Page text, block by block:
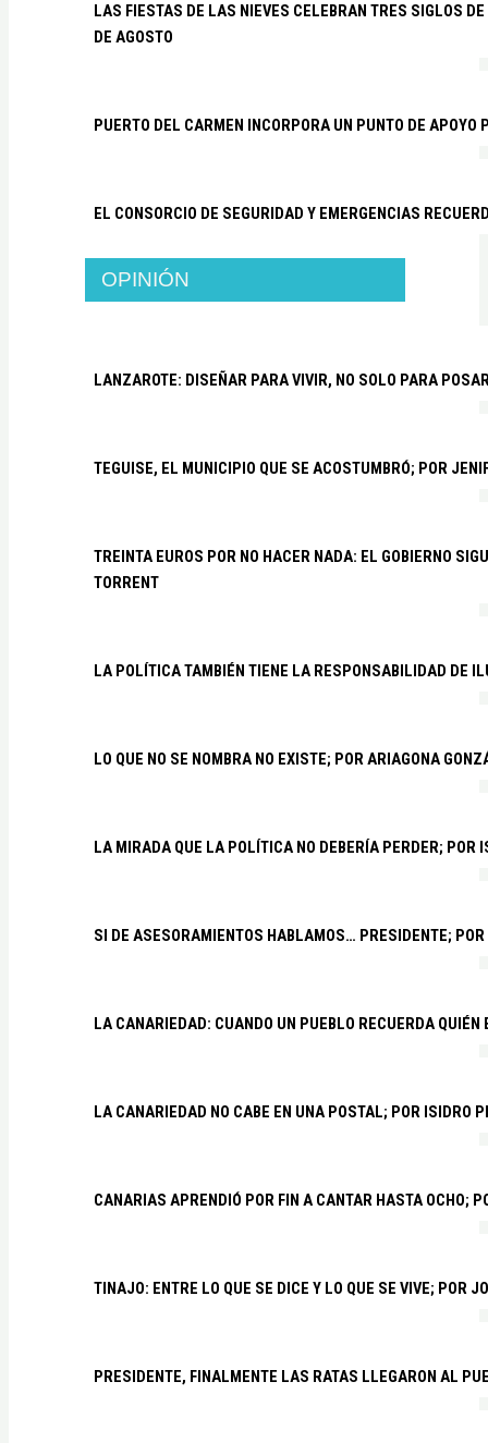
LAS FIESTAS DE LAS NIEVES CELEBRAN TRES SIGLOS
DE AGOSTO
PUERTO DEL CARMEN INCORPORA UN PUNTO DE
EL CONSORCIO DE SEGURIDAD Y EMERGENCIAS
OPINIÓN
LANZAROTE: DISEÑAR PARA VIVIR, NO SOLO PARA
TEGUISE, EL MUNICIPIO QUE SE ACOSTUMBRÓ; POR
TREINTA EUROS POR NO HACER NADA: EL GOBIERNO
TORRENT
LA POLÍTICA TAMBIÉN TIENE LA RESPONSABILIDAD DE
LO QUE NO SE NOMBRA NO EXISTE; POR ARIAGONA
LA MIRADA QUE LA POLÍTICA NO DEBERÍA PERDER; POR
SI DE ASESORAMIENTOS HABLAMOS… PRESIDENTE;
LA CANARIEDAD: CUANDO UN PUEBLO RECUERDA QUIÉN
LA CANARIEDAD NO CABE EN UNA POSTAL; POR ISIDRO
CANARIAS APRENDIÓ POR FIN A CANTAR HASTA OCHO;
TINAJO: ENTRE LO QUE SE DICE Y LO QUE SE VIVE; POR
PRESIDENTE, FINALMENTE LAS RATAS LLEGARON AL